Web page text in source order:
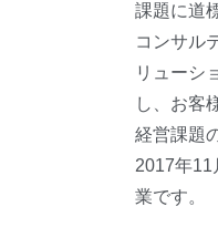
課題に道
コンサル
リューシ
し、お客
経営課題
2017年11
業です。